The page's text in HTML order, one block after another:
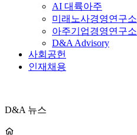
AI 대륙아주
미래노사경영연구소
아주기업경영연구소
D&A Advisory
사회공헌
인재채용
D&A 뉴스